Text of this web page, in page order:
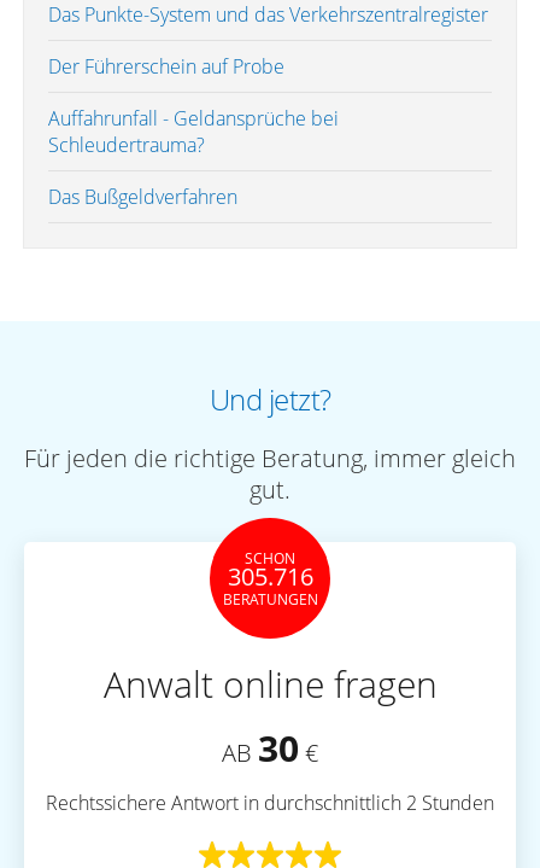
Das Punkte-System und das Verkehrszentralregister
Der Führerschein auf Probe
Auffahrunfall - Geldansprüche bei
Schleudertrauma?
Das Bußgeldverfahren
Und jetzt?
Für jeden die richtige Beratung, immer gleich
gut.
SCHON
305.716
BERATUNGEN
Anwalt online fragen
AB 30 €
Rechtssichere Antwort in durchschnittlich 2 Stunden